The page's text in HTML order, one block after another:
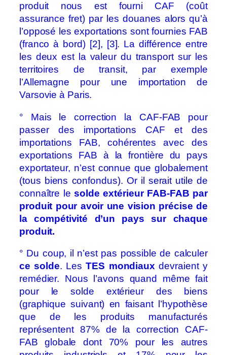
produit nous est fourni CAF (coût
assurance fret) par les douanes alors qu’à
l’opposé les exportations sont fournies FAB
(franco à bord) [2], [3]. La différence entre
les deux est la valeur du transport sur les
territoires de transit, par exemple
l’Allemagne pour une importation de
Varsovie à Paris.
° Mais le correction la CAF-FAB pour
passer des importations CAF et des
importations FAB, cohérentes avec des
exportations FAB à la frontière du pays
exportateur, n’est connue que globalement
(tous biens confondus). Or il serait utile de
connaître lesolde extérieur FAB-FAB par
produit pour avoir une vision précise de
la compétivité d’un pays sur chaque
produit.
° Du coup, il n’est pas possible de calculer
ce solde. LesTES mondiaux devraient y
remédier. Nous l’avons quand même fait
pour le solde extérieur des biens
(graphique suivant) en faisant l’hypothèse
que de les produits manufacturés
représentent 87% de la correction CAF-
FAB globale dont 70% pour les autres